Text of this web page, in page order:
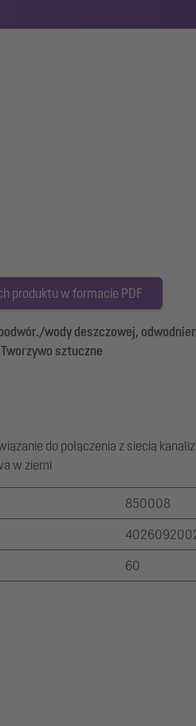
produktu w formacie PDF
wody deszczowej,
sztuczne
do połączenia z siecią
w ziemi
850008
60